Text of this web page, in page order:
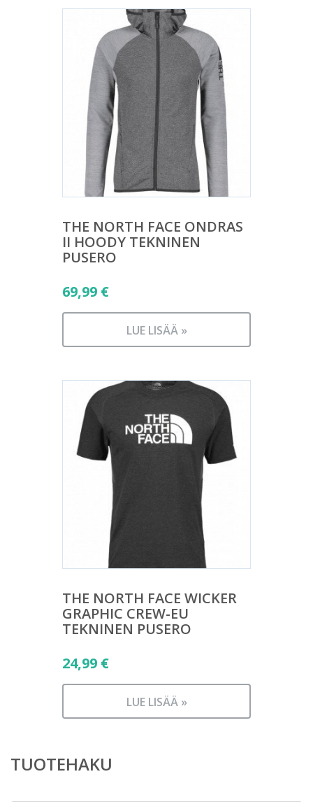
THE NORTH FACE ONDRAS
II HOODY TEKNINEN
PUSERO
69,99 €
LUE LISÄÄ »
THE NORTH FACE WICKER
GRAPHIC CREW-EU
TEKNINEN PUSERO
24,99 €
LUE LISÄÄ »
TUOTEHAKU